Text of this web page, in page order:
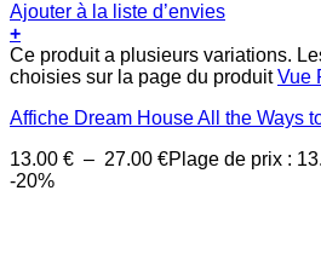
Ajouter à la liste d’envies
+
Ce produit a plusieurs variations.
choisies sur la page du produitVue
Affiche Dream House All the Ways
13.00 € – 27.00 €Plage de prix :
-20%